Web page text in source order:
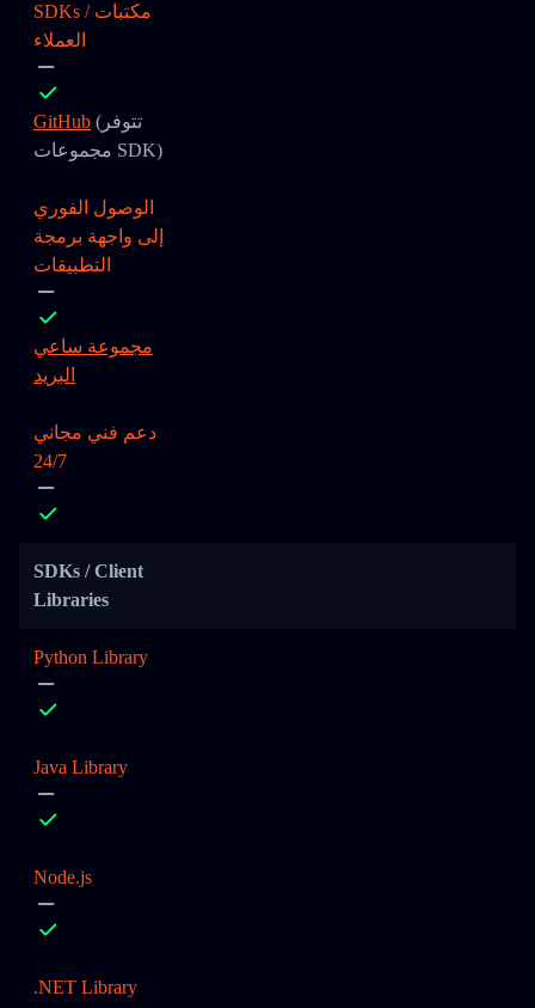
SDKs / مكتبات
العملاء
GitHub (تتوفر
مجموعات SDK)
الوصول الفوري
إلى واجهة برمجة
التطبيقات
مجموعة ساعي
البريد
دعم فني مجاني
24/7
SDKs / Client
Libraries
Python Library
Java Library
Node.js
.NET Library